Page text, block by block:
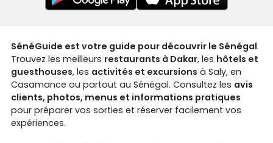
SénéGuide est votre guide pour découvrir le Sénégal.
Trouvez les meilleurs restaurants à Dakar, les hôtels et
guesthouses, les activités et excursions à Saly, en
Casamance ou partout au Sénégal. Consultez les avis
clients, photos, menus et informations pratiques
pour préparer vos sorties et réserver facilement vos
expériences.